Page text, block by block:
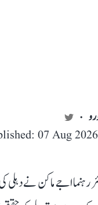
07 Aug
رہنما اجے ماکن نے